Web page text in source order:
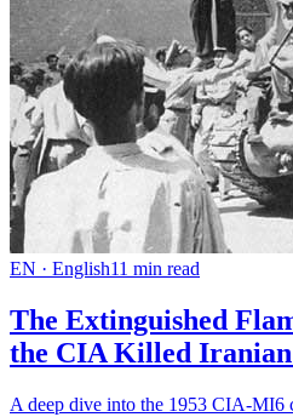
EN · English11 min read
The Extinguished
the CIA Killed
A deep dive into the 1953 CIA-MI6